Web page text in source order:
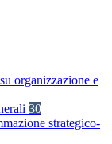
organizzazione e
30
strategico-